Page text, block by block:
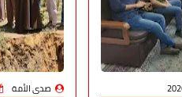
صدى الأمة